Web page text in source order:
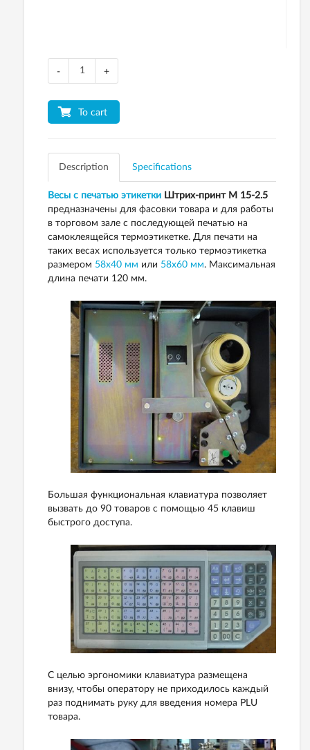
- +
To cart
Description Specifications
Весы с печатью этикетки Штрих-принт M 15-2.5
предназначены для фасовки товара и для работы
в торговом зале с последующей печатью на
самоклеящейся термоэтикетке. Для печати на
таких весах используется только термоэтикетка
размером 58х40 мм или 58х60 мм. Максимальная
длина печати 120 мм.
Большая функциональная клавиатура позволяет
вызвать до 90 товаров с помощью 45 клавиш
быстрого доступа.
С целью эргономики клавиатура размещена
внизу, чтобы оператору не приходилось каждый
раз поднимать руку для введения номера PLU
товара.